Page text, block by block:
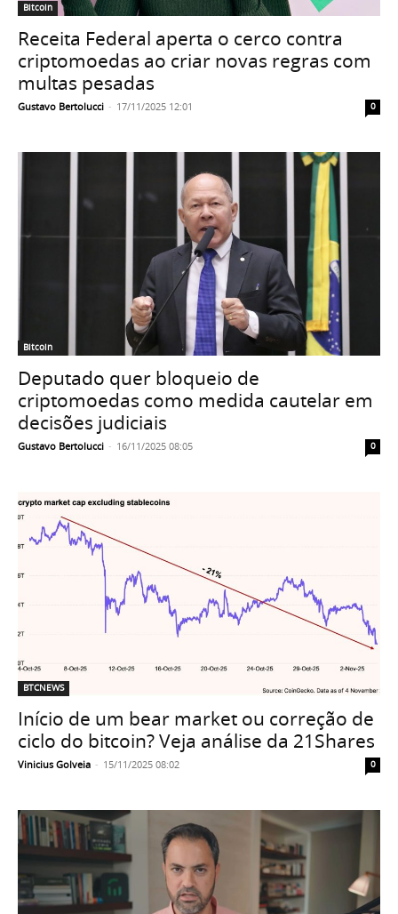
Bitcoin
Receita Federal aperta o cerco contra
criptomoedas ao criar novas regras com
multas pesadas
Gustavo Bertolucci - 17/11/2025 12:01 0
Bitcoin
Deputado quer bloqueio de
criptomoedas como medida cautelar em
decisões judiciais
Gustavo Bertolucci - 16/11/2025 08:05 0
BTCNEWS
Início de um bear market ou correção de
ciclo do bitcoin? Veja análise da 21Shares
Vinicius Golveia - 15/11/2025 08:02 0